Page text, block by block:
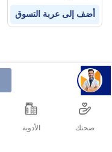
أضف إلى عربة التسوق
صحتك الأدوية